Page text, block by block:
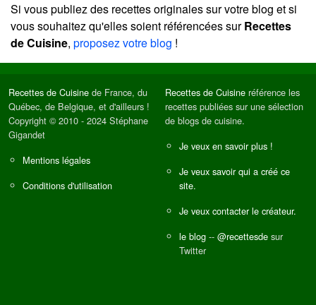
Si vous publiez des recettes originales sur votre blog et si
vous souhaitez qu'elles soient référencées surRecettes
de Cuisine, proposez votre blog !
Recettes de Cuisine de France, du
Québec, de Belgique, et d'ailleurs !
Copyright © 2010 - 2024 Stéphane
Gigandet
Mentions légales
Conditions d'utilisation
Recettes de Cuisine référence les
recettes publiées sur une sélection
de blogs de cuisine.
Je veux en savoir plus !
Je veux savoir qui a créé ce
site.
Je veux contacter le créateur.
le blog -- @recettesde sur
Twitter